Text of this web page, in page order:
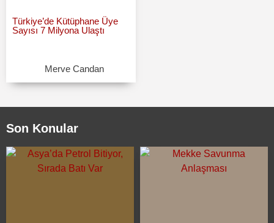
Türkiye’de Kütüphane Üye
Sayısı 7 Milyona Ulaştı
Merve Candan
Son Konular